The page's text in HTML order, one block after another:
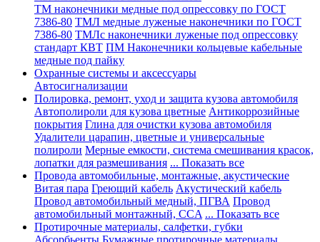
ТМ наконечники медные под опрессовку по ГОСТ
7386-80 ТМЛ медные луженые наконечники по ГОСТ
7386-80 ТМЛс наконечники луженые под опрессовку
стандарт КВТ ПМ Наконечники кольцевые кабельные
медные под пайку
Охранные системы и аксессуары
Автосигнализации
Полировка, ремонт, уход и защита кузова автомобиля
Автополироли для кузова цветные Антикоррозийные
покрытия Глина для очистки кузова автомобиля
Удалители царапин, цветные и универсальные
полироли Мерные емкости, система смешивания красок,
лопатки для размешивания ... Показать все
Провода автомобильные, монтажные, акустические
Витая пара Греющий кабель Акустический кабель
Провод автомобильный медный, ПГВА Провод
автомобильный монтажный, CCA ... Показать все
Протирочные материалы, салфетки, губки
Абсорбьенты Бумажные протирочные материалы